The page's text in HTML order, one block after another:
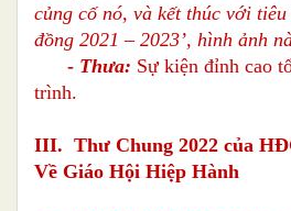
củng cố nó, và kết thúc với
đồng 2021 – 2023’, hình ảnh
- Thưa: Sự kiện đỉnh cao
trình.
III. Thư Chung 2022 của
Về Giáo Hội Hiệp Hành